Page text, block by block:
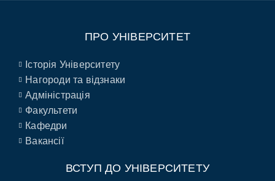
ПРО УНІВЕРСИТЕТ
Історія Університету
Нагороди та відзнаки
Адміністрація
Факультети
Кафедри
Вакансії
ВСТУП ДО УНІВЕРСИТЕТУ